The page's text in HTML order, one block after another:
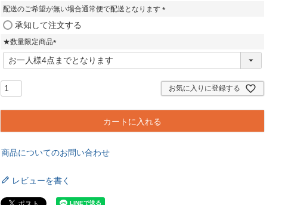
須
配送のご希望が無い場合通常便で配送となります
)
承知して注文する
★数量限定商品
(
必
お気に入りに登録する
カートに入れる
商品についてのお問い合わせ
レビューを書く